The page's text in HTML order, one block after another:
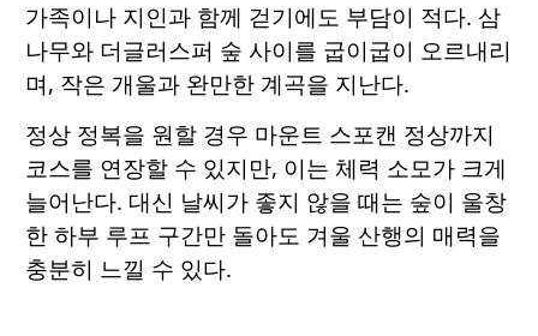
가족이나 지인과 함께 걷기에도 부담이 적다. 삼
나무와 더글러스퍼 숲 사이를 굽이굽이 오르내리
며, 작은 개울과 완만한 계곡을 지난다.
정상 정복을 원할 경우 마운트 스포캔 정상까지
코스를 연장할 수 있지만, 이는 체력 소모가 크게
늘어난다. 대신 날씨가 좋지 않을 때는 숲이 울창
한 하부 루프 구간만 돌아도 겨울 산행의 매력을
충분히 느낄 수 있다.